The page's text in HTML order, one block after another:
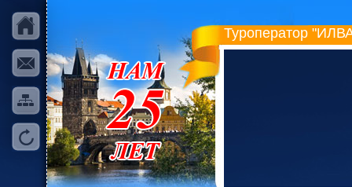
Туроператор